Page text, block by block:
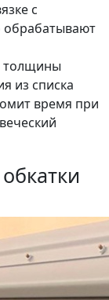
с
обрабатывают
толщины
из списка
время при